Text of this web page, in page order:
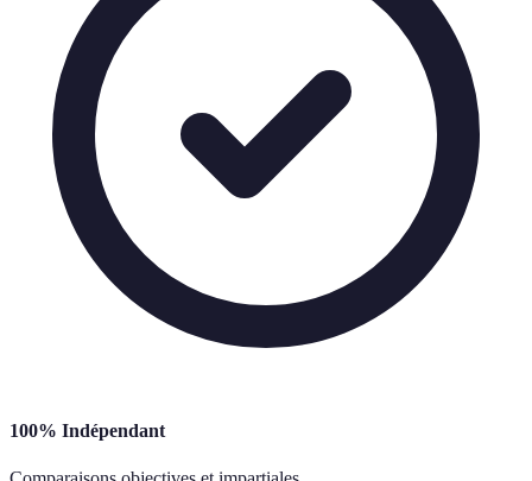
100% Indépendant